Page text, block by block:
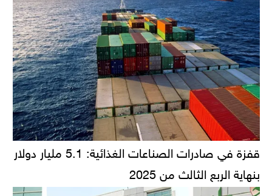
قفزة في صادرات الصناعات الغذائية: 5.1 مليار دولار
بنهاية الربع الثالث من 2025